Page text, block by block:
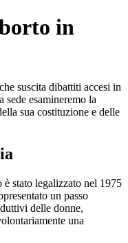
in
suscita dibattiti accesi in
sede esamineremo la
sua costituzione e delle
stato legalizzato nel 1975
un passo
delle donne,
una